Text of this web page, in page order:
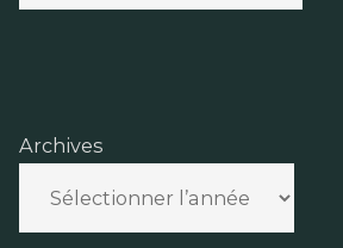
Archives